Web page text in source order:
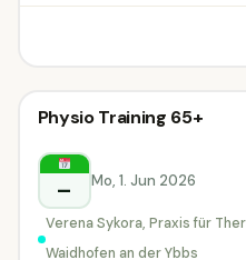
Vortrag & Seminar
Waidhofen an der Ybbs
Vortrag & Seminar
Physio Training 65+
– Mo, 1. Jun 2026
Verena Sykora, Praxis für
Waidhofen an der Ybbs